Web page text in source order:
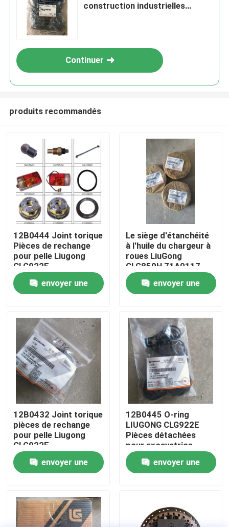
Aperçu
Produits
A propos de nous
Visite d'usine
Contrôle de la qualité
Contact
nouvelles
Demande de soumission
Pièces de rechange Cummins
construction industrielles
Continuer
produits recommandés
12B0444 Joint torique
Pièces de rechange
pour pelle Liugong
CLG922E
envoyer une
Le siège d'étanchéité
à l'huile du chargeur à
roues LiuGong
CLG850H 71A0117
envoyer une
12B0432 Joint torique
pièces de rechange
pour pelle Liugong
CLG922E
envoyer une
12B0445 O-ring
LIUGONG CLG922E
Pièces détachées
pour excavatrice
envoyer une